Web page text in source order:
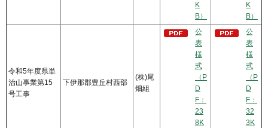
K
B）
K
B）
令和5年度県単
治山事業第15
号工事
下伊那郡豊丘村西部
(株)尾
畑組
公
表
様
式
（P
D
F：
23
8K
公
表
様
式
（P
D
F：
32
3K